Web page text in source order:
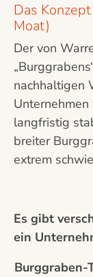
Das
Moat)
Der von
nachhaltigen
langfristig
breiter
extrem
Es gibt
ein
Burggraben-